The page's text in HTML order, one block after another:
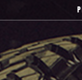
ヴァレス